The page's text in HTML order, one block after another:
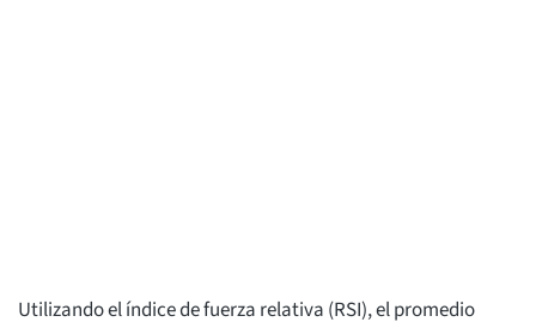
Utilizando el índice de fuerza relativa (RSI), el promedio